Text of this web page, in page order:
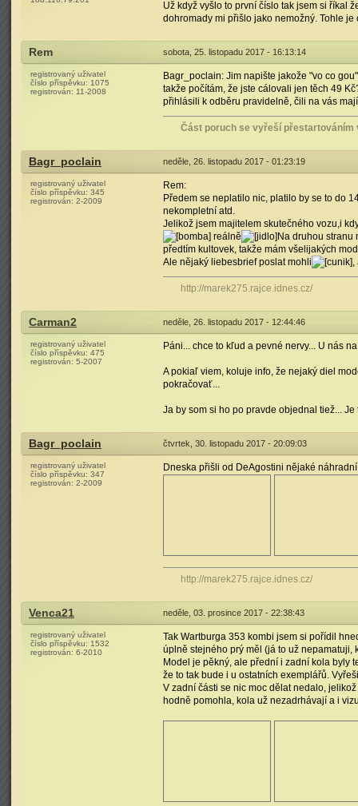
Už když vyšlo to první číslo tak jsem si říkal
dohromady mi přišlo jako nemožný. Tohle
Rem sobota, 25. listopadu 2017 - 16:13:14
registrovaný uživatel
číslo příspěvku: 1075
registrován: 11-2008
Bagr_poclain: Jim napište jakože "vo co
takže počítám, že jste cálovali jen těch 49
přihlásili k odběru pravidelně, čili na vás
Část poruch se vyřeší přestartováním
Bagr_poclain neděle, 26. listopadu 2017 - 01:23:19
registrovaný uživatel
číslo příspěvku: 345
registrován: 2-2009
Rem:
Předem se neplatilo nic, platilo by se to do
nekompletní atd.
Jelikož jsem majitelem skutečného vozu,i
reálně
Na druhou stranu
předtím kultovek, takže mám všelijakých
Ale nějaký liebesbrief poslat mohli
,
http://marek275.rajce.idnes.cz/
Carman2 neděle, 26. listopadu 2017 - 12:44:46
registrovaný uživatel
číslo příspěvku: 475
registrován: 5-2007
Páni... chce to kľud a pevné nervy... U nás
A pokiaľ viem, koluje info, že nejaký diel
pokračovať...
Ja by som si ho po pravde objednal tiež...
Bagr_poclain čtvrtek, 30. listopadu 2017 - 20:09:03
registrovaný uživatel
číslo příspěvku: 347
registrován: 2-2009
Dneska přišli od DeAgostini nějaké
http://marek275.rajce.idnes.cz/
Venca21 neděle, 03. prosince 2017 - 22:38:43
registrovaný uživatel
číslo příspěvku: 1532
registrován: 6-2010
Tak Wartburga 353 kombi jsem si pořídil
úplně stejného prý měl (já to už
Model je pěkný, ale přední i zadní kola byly
že to tak bude i u ostatních exemplářů.
V zadní části se nic moc dělat nedalo,
hodně pomohla, kola už nezadrhávají a i